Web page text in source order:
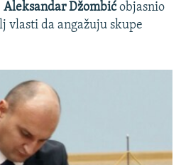
Aleksandar Džombićobjasnio
vlasti da angažuju skupe